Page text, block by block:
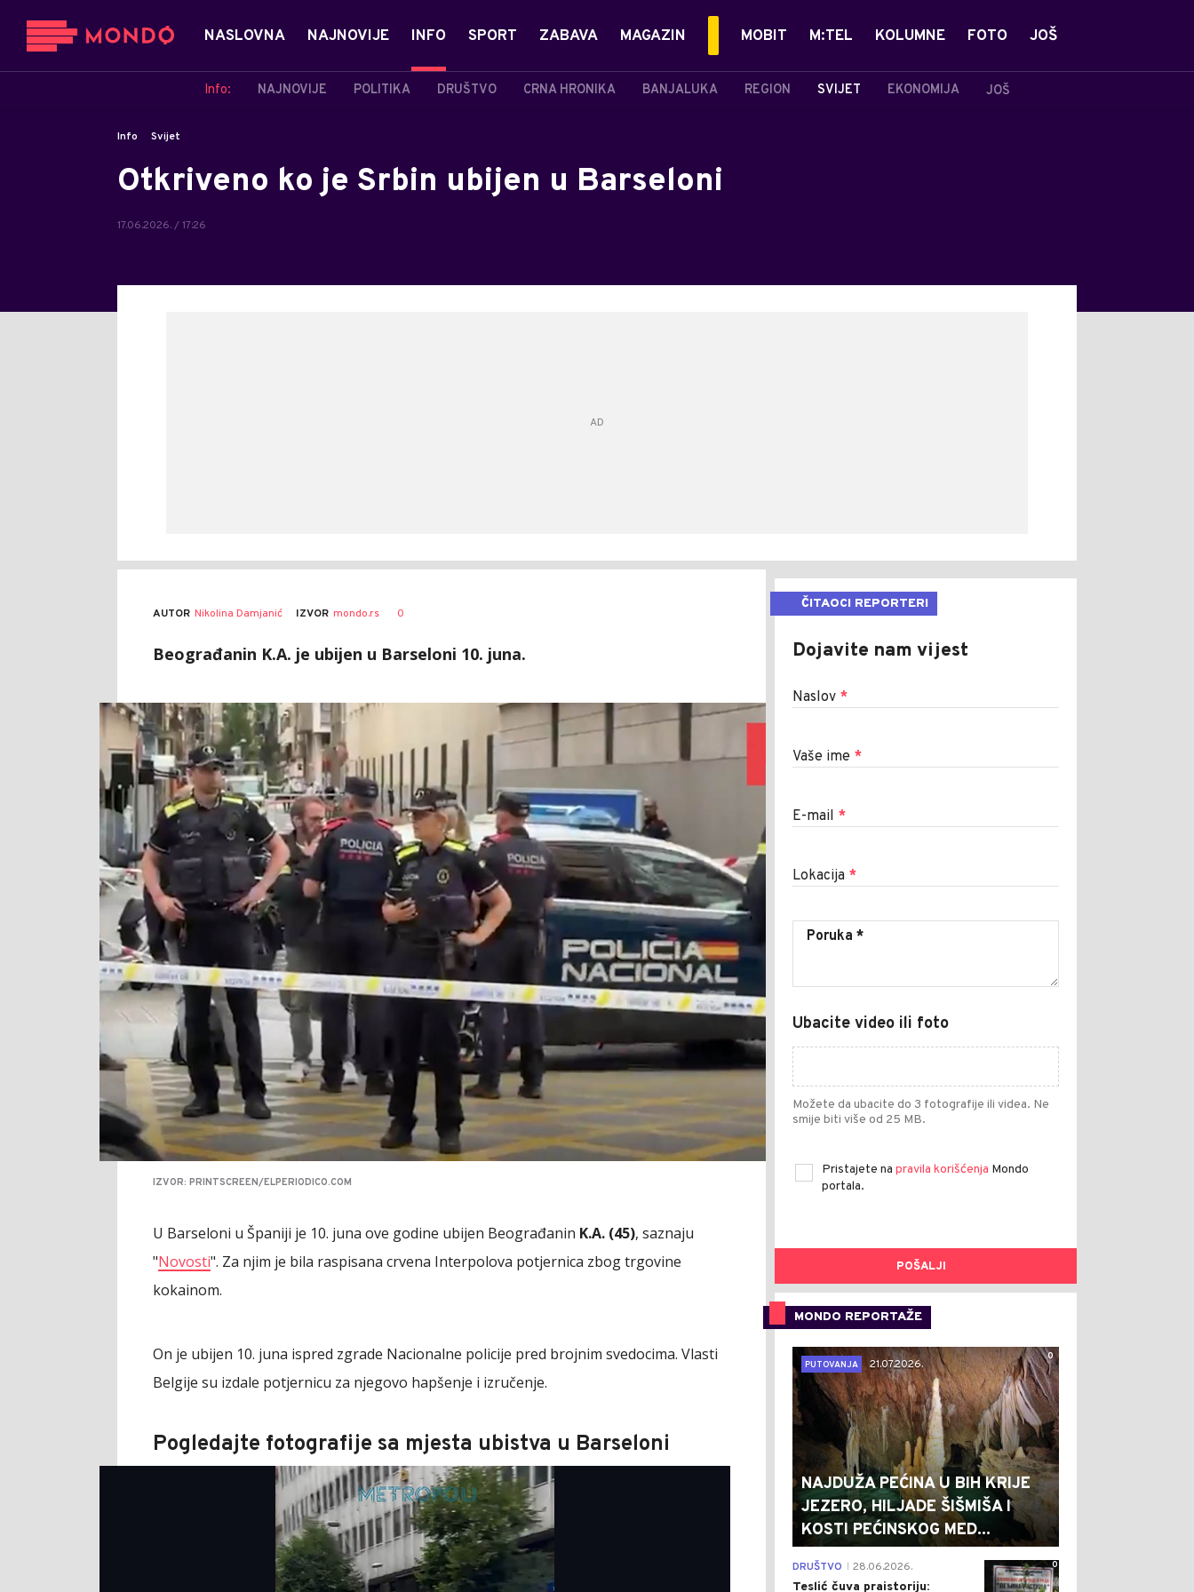
NASLOVNA NAJNOVIJE INFO
Info: NAJNOVIJE POLITIKA DRUŠTVO CRNA HRONIKA BANJALUKA REGION SVIJET EKONOMIJA JOŠ
SPORT ZABAVA MAGAZIN MOBIT M:TEL KOLUMNE FOTO JOŠ
Info Svijet
Otkriveno ko je Srbin ubijen u Barseloni
17.06.2026. / 17:26
AUTOR Nikolina Damjanić IZVOR mondo.rs 0
Beograđanin K.A. je ubijen u Barseloni 10. juna.
IZVOR: PRINTSCREEN/ELPERIODICO.COM
U Barseloni u Španiji je 10. juna ove godine ubijen Beograđanin K.A. (45), saznaju
"Novosti". Za njim je bila raspisana crvena Interpolova potjernica zbog trgovine
kokainom.
On je ubijen 10. juna ispred zgrade Nacionalne policije pred brojnim svedocima. Vlasti
Belgije su izdale potjernicu za njegovo hapšenje i izručenje.
Pogledajte fotografije sa mjesta ubistva u Barseloni
ČITAOCI REPORTERI
Dojavite nam vijest
Naslov *
Vaše ime *
E-mail *
Lokacija *
Ubacite video ili foto
Možete da ubacite do 3 fotografije ili videa. Ne
smije biti više od 25 MB.
Pristajete na pravila korišćenja Mondo
portala.
POŠALJI
MONDO REPORTAŽE
0
PUTOVANJA
21.07.2026.
NAJDUŽA PEĆINA U BIH KRIJE
JEZERO, HILJADE ŠIŠMIŠA I
KOSTI PEĆINSKOG MED...
0
DRUŠTVO 28.06.2026.
Teslić čuva praistoriju: